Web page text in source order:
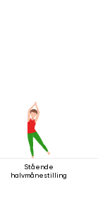
Stående
halvmånestilling